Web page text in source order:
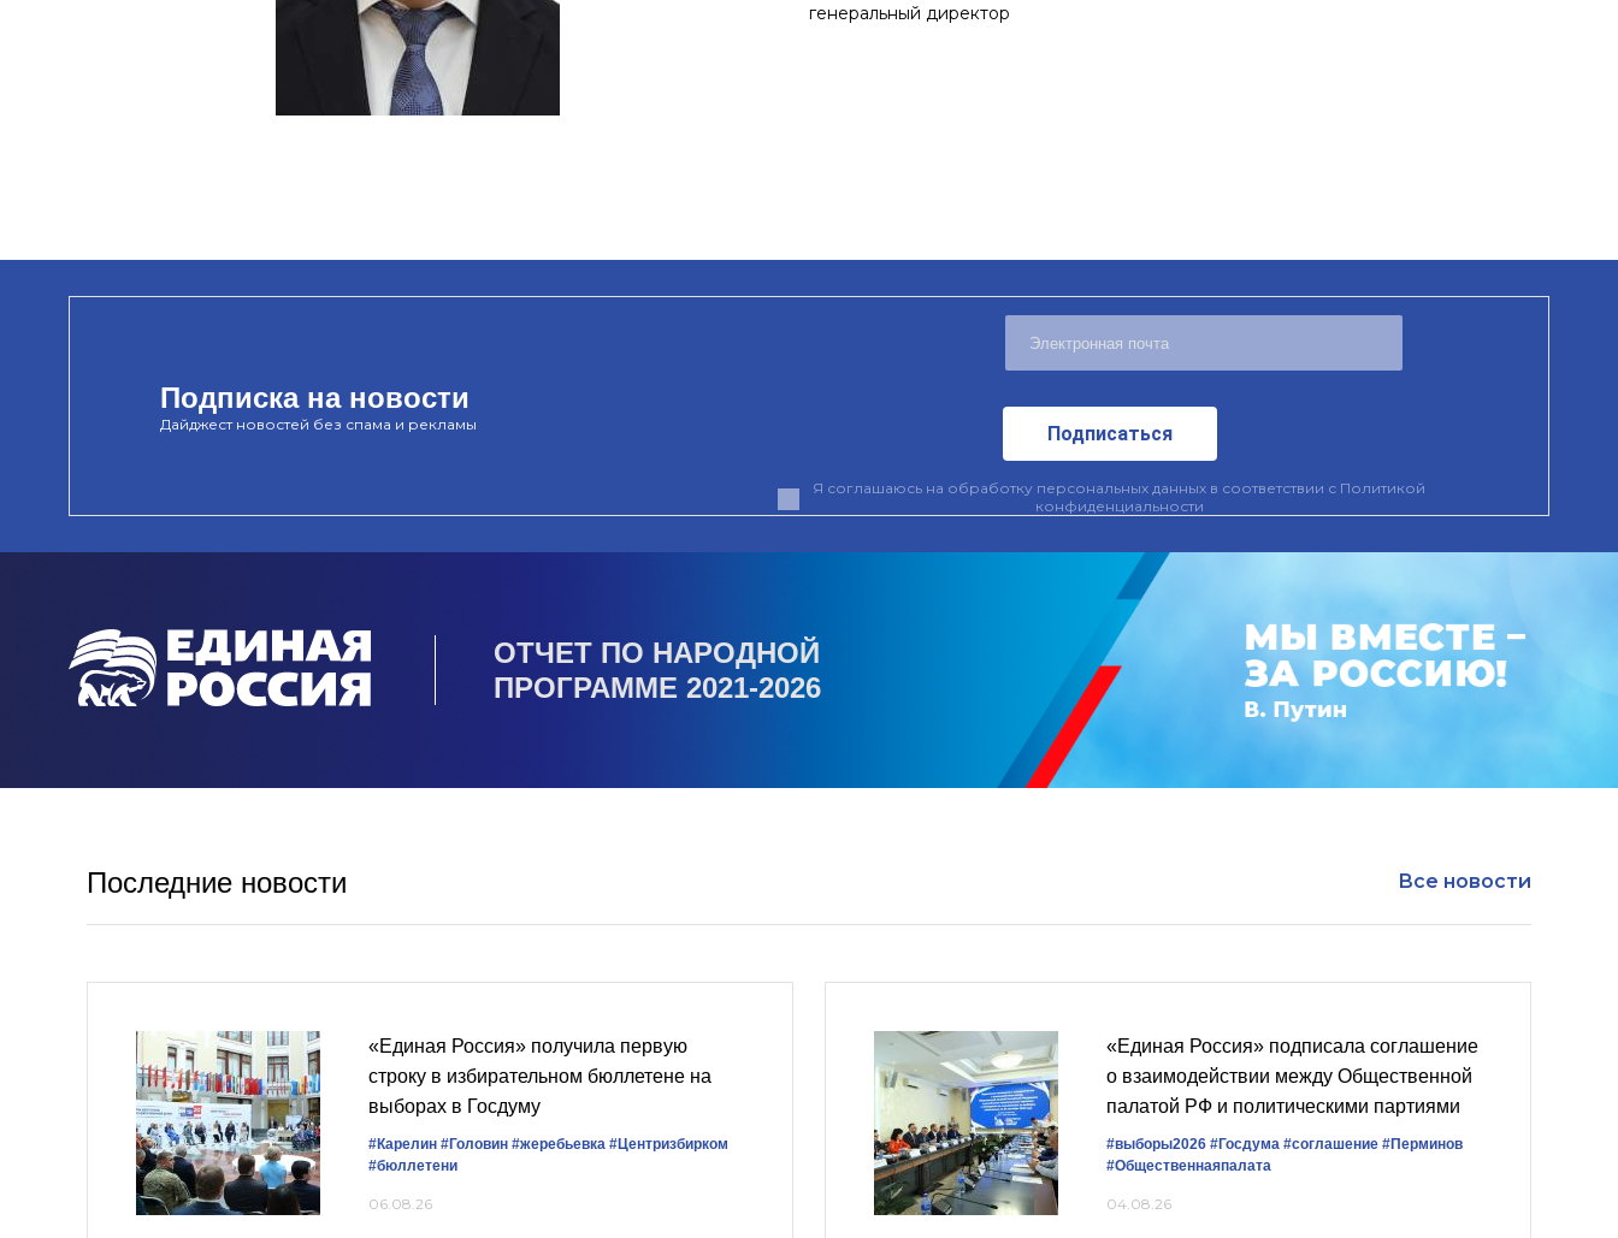
генеральный директор
Подписка на новости
Дайджест новостей без спама и рекламы Подписаться
Я соглашаюсь на обработку персональных данных в соответствии с Политикой
конфиденциальности
ОТЧЕТ ПО НАРОДНОЙ
ПРОГРАММЕ 2021-2026
Последние новости Все новости
«Единая Россия» получила первую
строку в избирательном бюллетене на
выборах в Госдуму
#Карелин #Головин #жеребьевка #Центризбирком
#бюллетени
06.08.26
«Единая Россия» подписала соглашение
о взаимодействии между Общественной
палатой РФ и политическими партиями
#выборы2026 #Госдума #соглашение #Перминов
#Общественнаяпалата
04.08.26